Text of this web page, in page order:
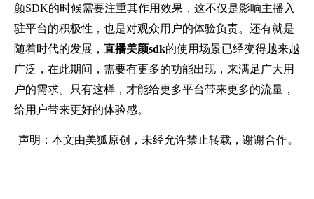
颜SDK的时候需要注重其作用效果，这不仅是影响主播入
驻平台的积极性，也是对观众用户的体验负责。还有就是
随着时代的发展， 直播美颜sdk的使用场景已经变得越来越
广泛，在此期间，需要有更多的功能出现，来满足广大用
户的需求。只有这样，才能给更多平台带来更多的流量，
给用户带来更好的体验感。
声明：本文由美狐原创，未经允许禁止转载，谢谢合作。